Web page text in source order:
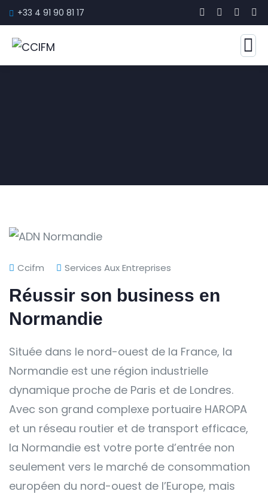
+33 4 91 90 81 17
Ccifm Services Aux Entreprises
Réussir son business en
Normandie
Située dans le nord-ouest de la France, la
Normandie est une région industrielle
dynamique proche de Paris et de Londres.
Avec son grand complexe portuaire HAROPA
et un réseau routier et de transport efficace,
la Normandie est votre porte d’entrée non
seulement vers le marché de consommation
européen du nord-ouest de l’Europe, mais